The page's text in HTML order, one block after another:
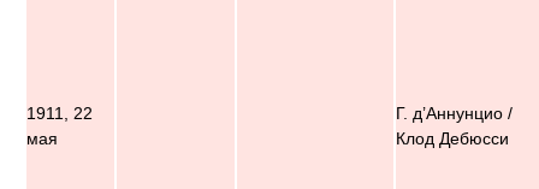
1911, 22
мая
Г. д’Аннунцио /
Клод Дебюсси